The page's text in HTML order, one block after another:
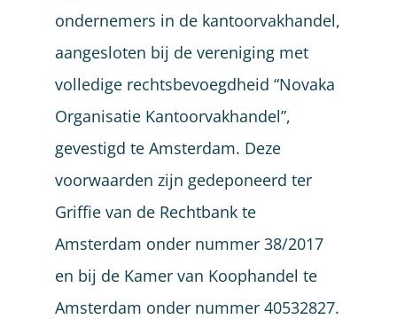
ondernemers in de kantoorvakhandel,
aangesloten bij de vereniging met
volledige rechtsbevoegdheid “Novaka
Organisatie Kantoorvakhandel”,
gevestigd te Amsterdam. Deze
voorwaarden zijn gedeponeerd ter
Griffie van de Rechtbank te
Amsterdam onder nummer 38/2017
en bij de Kamer van Koophandel te
Amsterdam onder nummer 40532827.